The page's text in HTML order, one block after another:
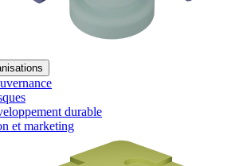
durable
et marketing